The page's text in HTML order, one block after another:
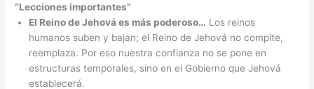
“Lecciones importantes”
El Reino de Jehová es más poderoso… Los reinos
humanos suben y bajan; el Reino de Jehová no compite,
reemplaza. Por eso nuestra confianza no se pone en
estructuras temporales, sino en el Gobierno que Jehová
establecerá.